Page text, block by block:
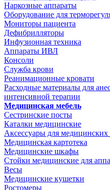
Наркозные аппараты
Оборудование для
Мониторы пациента
Дефибрилляторы
Инфузионная техника
Аппараты ИВЛ
Консоли
Служба крови
Реанимационные кровати
Расходные материалы для
интенсивной терапии
Медицинская мебель
Сестринские посты
Каталки медицинские
Аксессуары для медицинских
Медицинская картотека
Медицинские шкафы
Стойки медицинские для
Весы
Медицинские кушетки
Ростомеры